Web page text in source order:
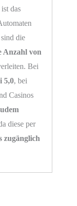
das
die
Anzahl von
Bei
5,0, bei
Casinos
diese per
zugänglich